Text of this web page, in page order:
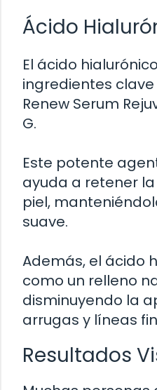
Ácido
El ácido
ingredientes
Renew Serum
G.
Este potente
ayuda a retener
piel,
suave.
Además, el ácido
como un relleno
disminuyendo la
arrugas y líneas
Resultados